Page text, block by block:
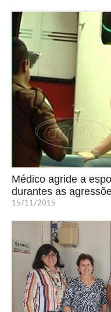
Médico agride a
durantes as
15/11/2015